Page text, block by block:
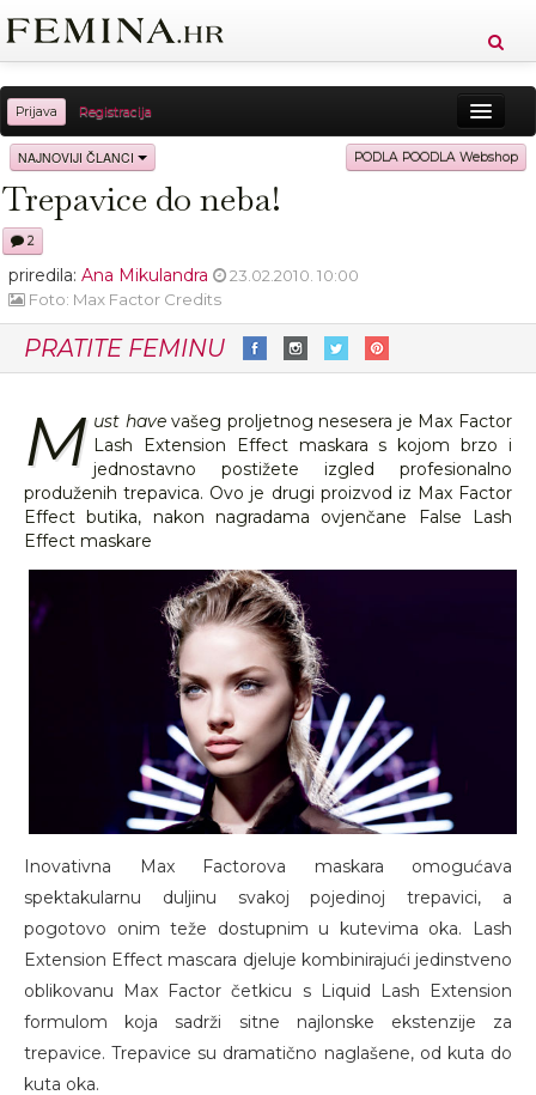
Prijava Registracija
Sreća Zdravlje Vitkost
Moda Ljubav Relax
NAJNOVIJI ČLANCI PODLA POODLA Webshop
Trepavice do neba!
2
priredila: Ana Mikulandra
23.02.2010. 10:00
Foto: Max Factor Credits
PRATITE FEMINU
M ust havevašeg proljetnog nesesera je Max Factor
Lash Extension Effect maskara s kojom brzo i
jednostavno postižete izgled profesionalno
produženih trepavica. Ovo je drugi proizvod iz Max Factor
Effect butika, nakon nagradama ovjenčane False Lash
Effect maskare
Inovativna Max Factorova maskara omogućava
spektakularnu duljinu svakoj pojedinoj trepavici, a
pogotovo onim teže dostupnim u kutevima oka. Lash
Extension Effect mascara djeluje kombinirajući jedinstveno
oblikovanu Max Factor četkicu s Liquid Lash Extension
formulom koja sadrži sitne najlonske ekstenzije za
trepavice. Trepavice su dramatično naglašene, od kuta do
kuta oka.